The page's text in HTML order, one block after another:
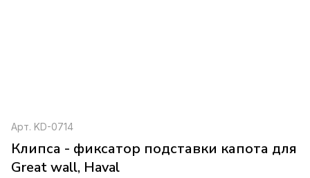
Арт. KD-0714
Клипса - фиксатор подставки капота для
Great wall, Haval